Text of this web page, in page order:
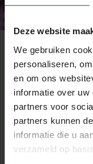
Deze website
We gebruiken
personaliseren,
en om ons
informatie over
partners voor
partners kunnen
informatie die u
verzameld op
De
fietsenwinkel
We willen dat jij de
Daarom werken
Je kunt hier altijd